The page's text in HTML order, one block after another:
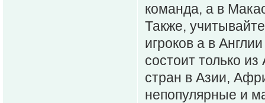
команда, а в
Также,
игроков а в
состоит только
стран в Азии,
непопулярные и